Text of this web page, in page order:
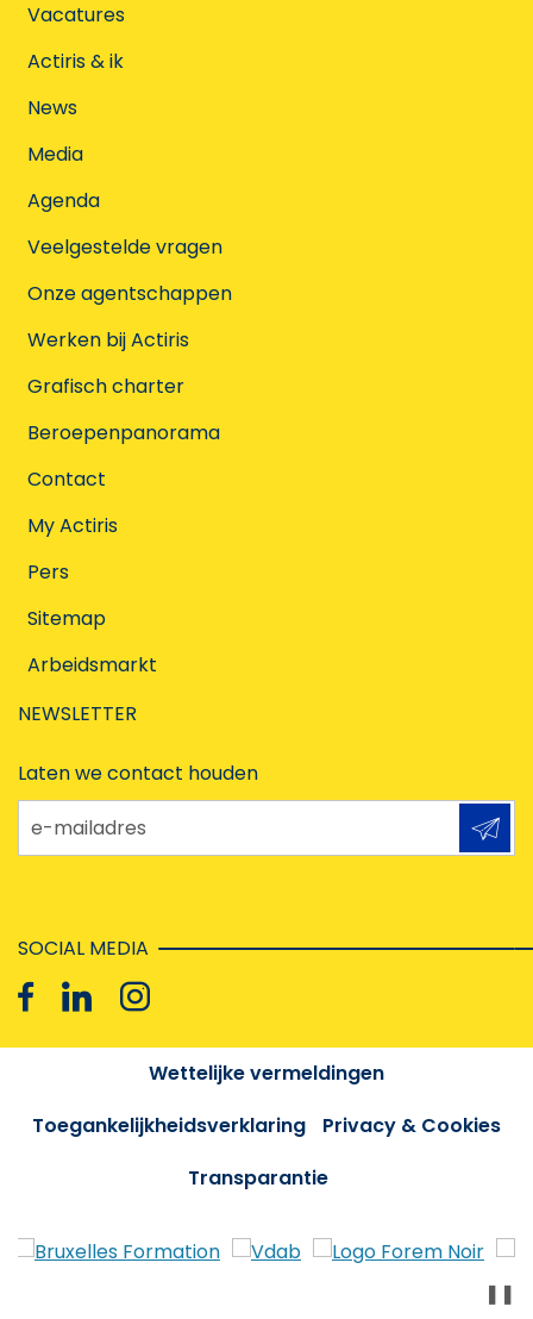
Vacatures
Actiris & ik
News
Media
Agenda
Veelgestelde vragen
Onze agentschappen
Werken bij Actiris
Grafisch charter
Beroepenpanorama
Contact
My Actiris
Pers
Sitemap
Arbeidsmarkt
NEWSLETTER
Laten we contact houden
e-mailadres
SOCIAL MEDIA
Wettelijke vermeldingen
Toegankelijkheidsverklaring
Privacy & Cookies
Transparantie
❚❚